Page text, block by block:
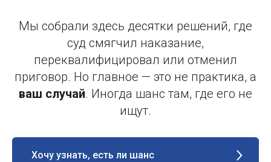
Мы собрали здесь десятки решений, где
суд смягчил наказание,
переквалифицировал или отменил
приговор. Но главное — это не практика, а
ваш случай. Иногда шанс там, где его не
ищут.
Хочу узнать, есть ли шанс